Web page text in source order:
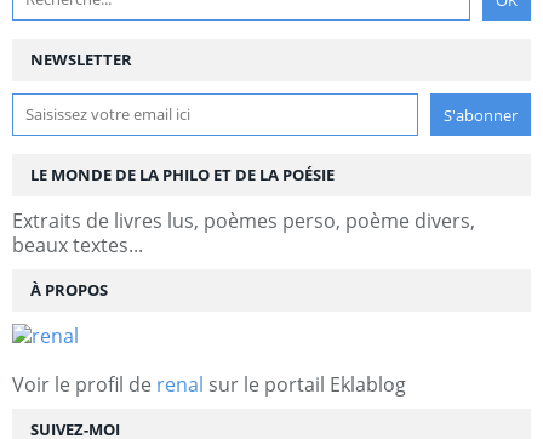
NEWSLETTER
SUIVEZ-MOI
LE MONDE DE LA PHILO ET DE LA POÉSIE
Extraits de livres lus, poèmes perso, poème divers,
beaux textes...
À PROPOS
Voir le profil de renal sur le portail Eklablog